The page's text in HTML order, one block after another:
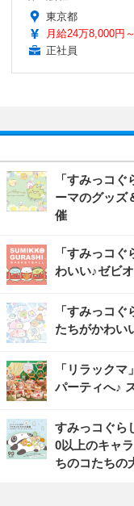
東京都
月給24万8,000円
正社員
「すみっコ
ーマのグッズ
催
「すみっコ
わいい♪ゼビ
「すみっコ
たちがかわい
「リラック
パーティへ♪
すみっコぐら
0以上のキャ
ちのコたちの